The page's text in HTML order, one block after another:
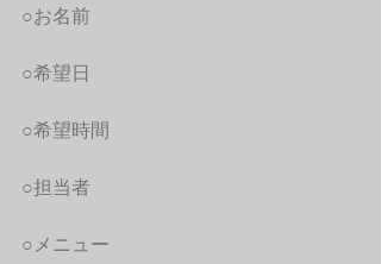
○お名前
○希望日
○希望時間
○担当者
○メニュー